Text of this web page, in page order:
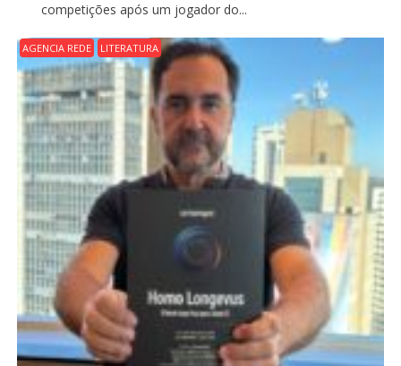
competições após um jogador do...
AGENCIA REDE LITERATURA